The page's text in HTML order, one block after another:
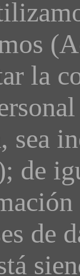
la
sea
de
de